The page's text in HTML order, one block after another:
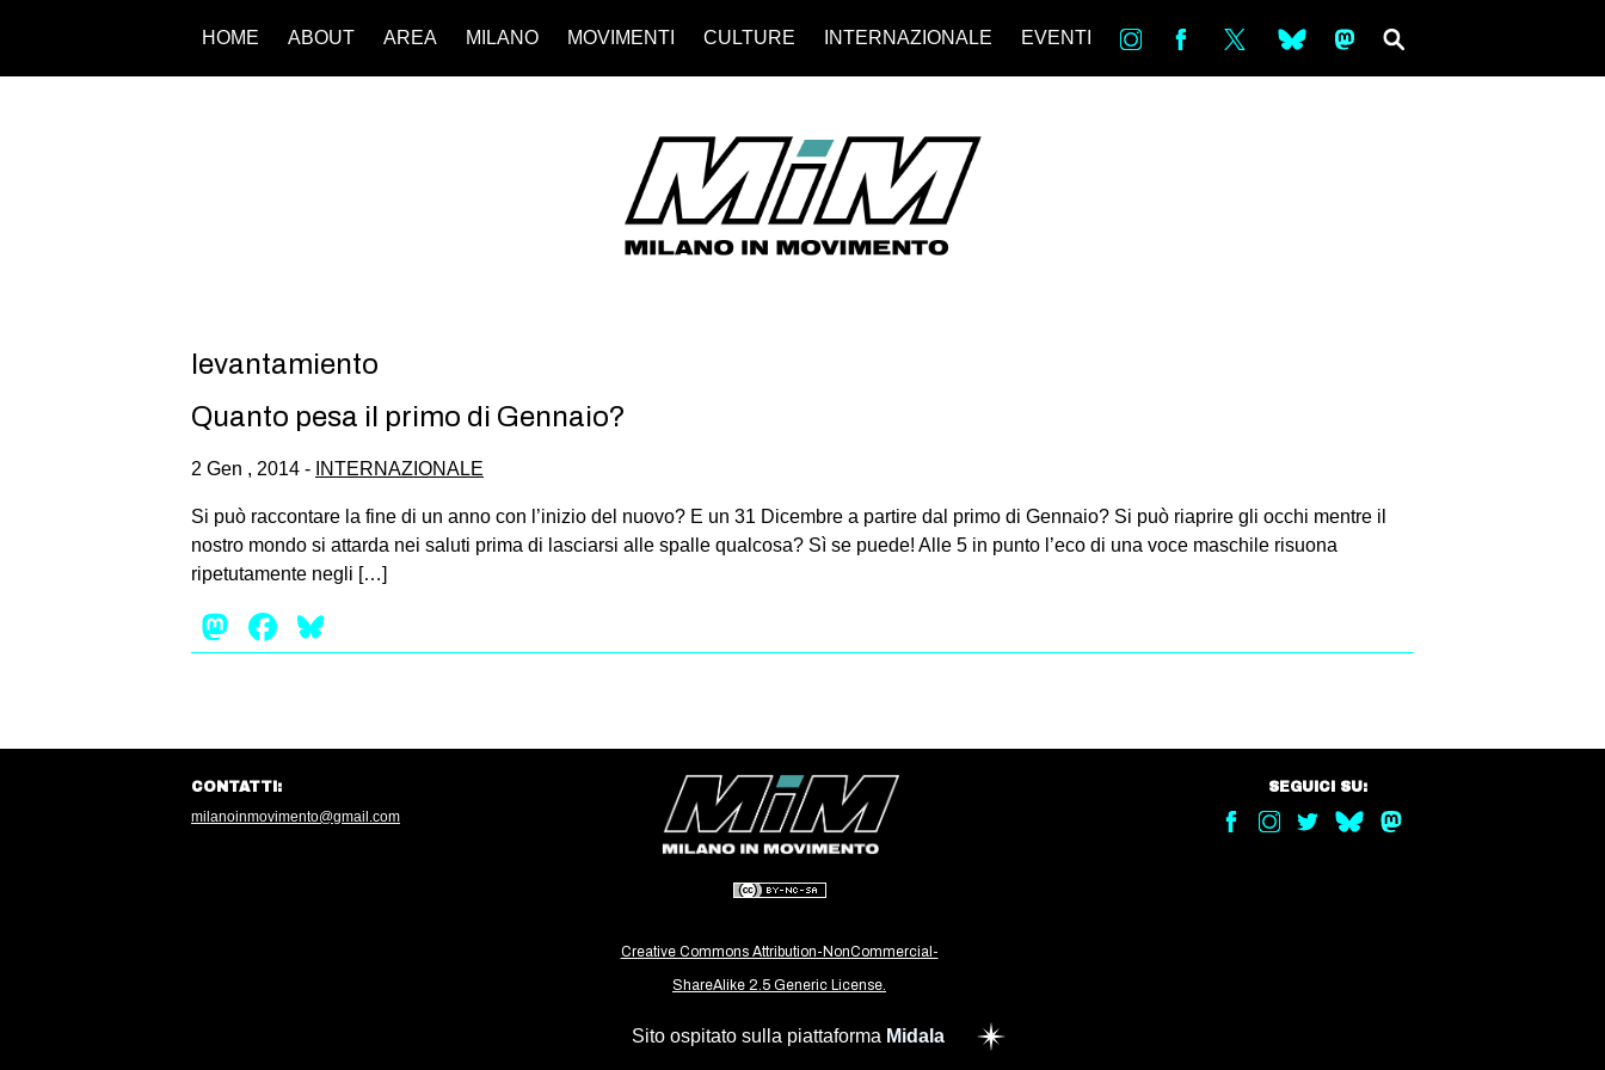
HOME ABOUT AREA MILANO MOVIMENTI CULTURE INTERNAZIONALE EVENTI in bsky ms
levantamiento
Quanto pesa il primo di Gennaio?
2 Gen , 2014 - INTERNAZIONALE
Si può raccontare la fine di un anno con l’inizio del nuovo? E un 31 Dicembre a partire dal primo di Gennaio? Si può riaprire gli occhi mentre il
nostro mondo si attarda nei saluti prima di lasciarsi alle spalle qualcosa? Sì se puede! Alle 5 in punto l’eco di una voce maschile risuona
ripetutamente negli […]
Mastodon
Facebook
Creative Commons Attribution-NonCommercial-
ShareAlike 2.5 Generic License.
CONTATTI:
milanoinmovimento@gmail.com
SEGUICI SU:
Sito ospitato sulla piattaforma Midala